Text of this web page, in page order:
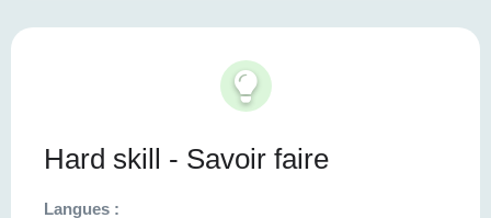
Hard skill - Savoir faire
Langues :